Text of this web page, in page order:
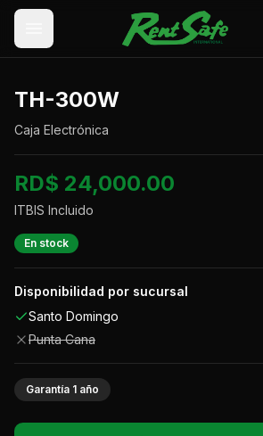
Saltar al contenido
TH-300W
Caja Electrónica
RD$ 24,000.00
ITBIS Incluido
En stock
Disponibilidad por sucursal
Santo Domingo
Punta Cana
Garantía 1 año